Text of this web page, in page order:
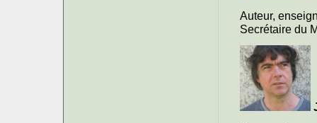
Auteur,
Secrétaire du